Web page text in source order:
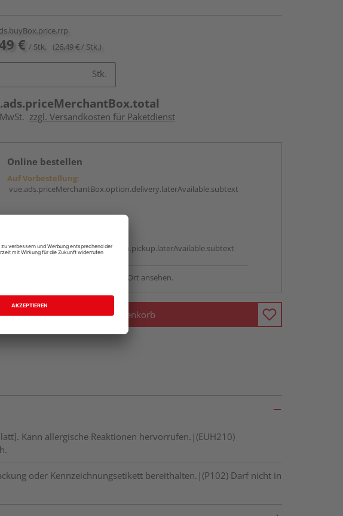
€ / Stk. (26,49 € / Stk.)
Stk.
zzgl. Versandkosten für Paketdienst
Online bestellen
Auf Vorbestellung:
vue.ads.priceMerchantBox.option.delivery.laterAvailable.subtext
vue.ads.priceMerchantBox.option.pickup.laterAvailable.subtext
Verfügbar in der Ausstellung - vor Ort ansehen.
In den Warenkorb
Kann allergische Reaktionen hervorrufen.|(EUH210)
oder Kennzeichnungsetikett bereithalten.|(P102) Darf nicht in